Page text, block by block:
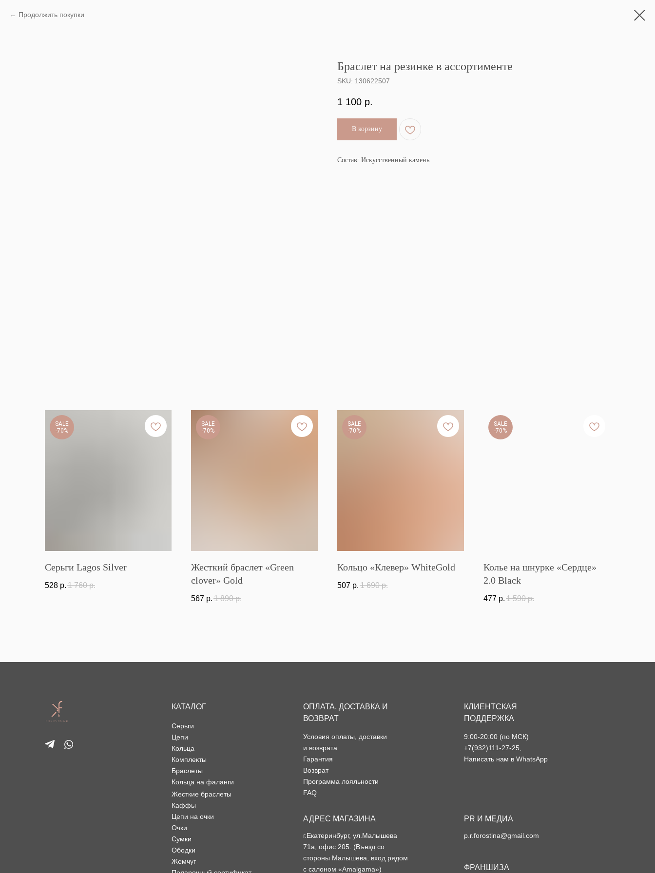
Продолжить покупки
Браслет на резинке в ассортименте
SKU: 130622507
1 100 р.
В корзину
Состав: Искусственный камень
SALE
-70%
Серьги Lagos Silver
528 р. 1 760 р.
SALE
-70%
Жесткий браслет «Green
clover» Gold
567 р. 1 890 р.
SALE
-70%
Кольцо «Клевер» WhiteGold
507 р. 1 690 р.
SALE
-70%
Колье на шнурке «Сердце»
2.0 Black
477 р. 1 590 р.
Серьги
Цепи
Кольца
Комплекты
Браслеты
Кольца на фаланги
Условия оплаты, доставки
и возврата
Гарантия
Возврат
Программа лояльности
FAQ
КАТАЛОГ
ОПЛАТА, ДОСТАВКА И
ВОЗВРАТ
КЛИЕНТСКАЯ
ПОДДЕРЖКА
Жесткие браслеты
Каффы
Цепи на очки
Очки
Сумки
Ободки
Жемчуг
АДРЕС МАГАЗИНА
г.Екатеринбург, ул.Малышева
71а, офис 205. (Въезд со
стороны Малышева, вход рядом
с салоном «Amalgama»)
9:00-20:00 (по МСК)
+7(932)111-27-25
Написать нам в WhatsApp
PR И МЕДИА
p.r.forostina@gmail.com
ФРАНШИЗА